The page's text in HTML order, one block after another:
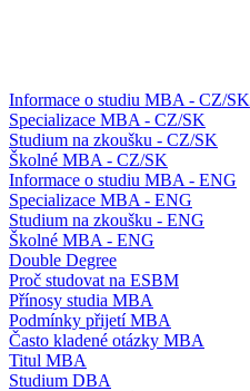
Informace o studiu MBA - CZ/SK
Specializace MBA - CZ/SK
Studium na zkoušku - CZ/SK
Školné MBA - CZ/SK
Informace o studiu MBA - ENG
Specializace MBA - ENG
Studium na zkoušku - ENG
Školné MBA - ENG
Double Degree
Proč studovat na ESBM
Přínosy studia MBA
Podmínky přijetí MBA
Často kladené otázky MBA
Titul MBA
Studium DBA